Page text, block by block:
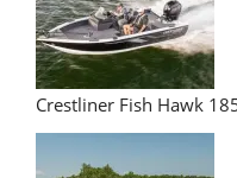
Crestliner Fish Hawk